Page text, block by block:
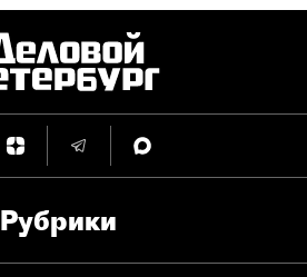
Рубрики